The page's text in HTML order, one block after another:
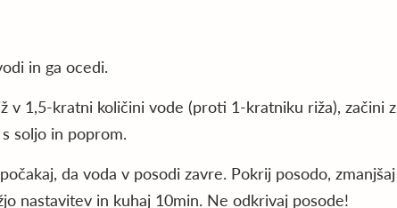
in ga ocedi.
v 1,5-kratni količini vode (proti 1-kratniku riža), začini z
soljo in poprom.
da voda v posodi zavre. Pokrij posodo, zmanjšaj
nastavitev in kuhaj 10min. Ne odkrivaj posode!